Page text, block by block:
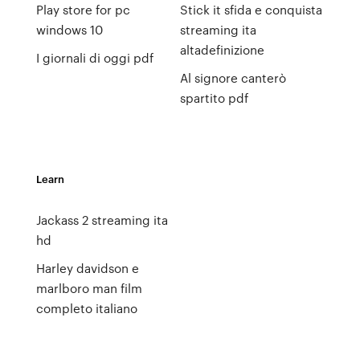
Play store for pc
windows 10
I giornali di oggi pdf
Stick it sfida e conquista
streaming ita
altadefinizione
Al signore canterò
spartito pdf
Learn
Jackass 2 streaming ita
hd
Harley davidson e
marlboro man film
completo italiano